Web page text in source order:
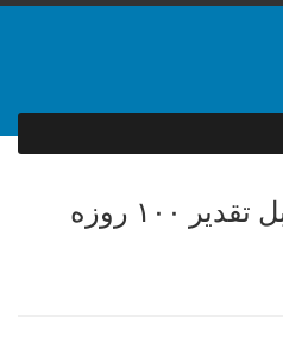
برخی از اقدامات قابل تقدیر ۱۰۰ روزه